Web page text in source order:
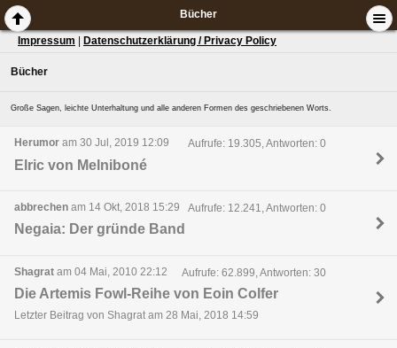
Bücher
Impressum Datenschutzerklärung / Privacy Policy
Bücher
Große Sagen, leichte Unterhaltung und alle anderen Formen des geschriebenen Worts.
Herumor am 30 Jul, 2019 12:09 Aufrufe: 19.305, Antworten: 0
Elric von Melniboné
abbrechen am 14 Okt, 2018 15:29 Aufrufe: 12.241, Antworten: 0
Negaia: Der gründe Band
Shagrat am 04 Mai, 2010 22:12 Aufrufe: 62.899, Antworten: 30
Die Artemis Fowl-Reihe von Eoin Colfer
Letzter Beitrag von Shagrat am 28 Mai, 2018 14:59